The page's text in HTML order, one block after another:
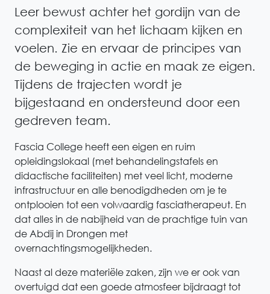
Leer bewust achter het gordijn van de
complexiteit van het lichaam kijken en
voelen. Zie en ervaar de principes van
de beweging in actie en maak ze eigen.
Tijdens de trajecten wordt je
bijgestaand en ondersteund door een
gedreven team.
Fascia College heeft een eigen en ruim
opleidingslokaal (met behandelingstafels en
didactische faciliteiten) met veel licht, moderne
infrastructuur en alle benodigdheden om je te
ontplooien tot een volwaardig fasciatherapeut. En
dat alles in de nabijheid van de prachtige tuin van
de Abdij in Drongen met
overnachtingsmogelijkheden.
Naast al deze materiële zaken, zijn we er ook van
overtuigd dat een goede atmosfeer bijdraagt tot